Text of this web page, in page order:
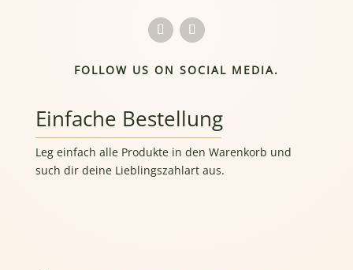
FOLLOW US ON SOCIAL MEDIA.
Einfache Bestellung
Leg einfach alle Produkte in den Warenkorb und
such dir deine Lieblingszahlart aus.